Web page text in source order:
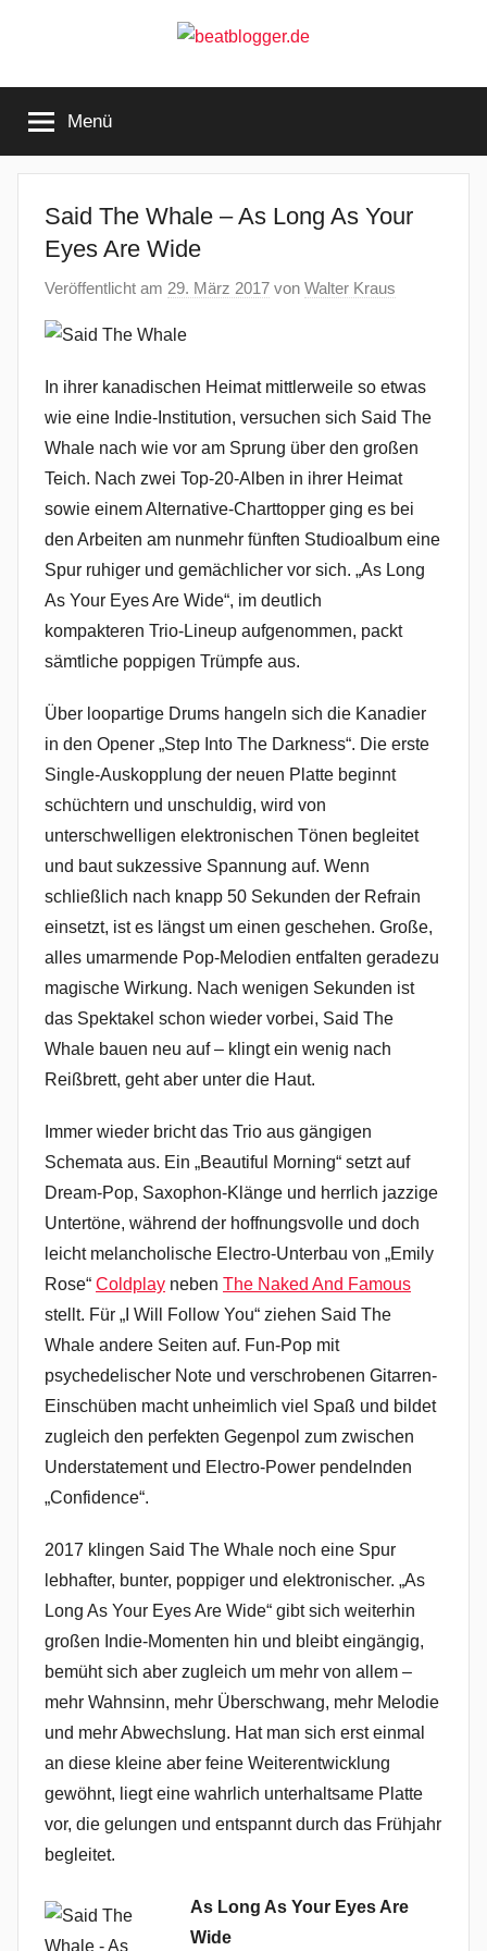
beatblogger.de
the
beat
goes
Menü
Said The Whale – As Long As Your
Eyes Are Wide
Veröffentlicht am 29. März 2017 von Walter Kraus
In ihrer kanadischen Heimat mittlerweile so etwas
wie eine Indie-Institution, versuchen sich Said The
Whale nach wie vor am Sprung über den großen
Teich. Nach zwei Top-20-Alben in ihrer Heimat
sowie einem Alternative-Charttopper ging es bei
den Arbeiten am nunmehr fünften Studioalbum eine
Spur ruhiger und gemächlicher vor sich. „As Long
As Your Eyes Are Wide“, im deutlich
kompakteren Trio-Lineup aufgenommen, packt
sämtliche poppigen Trümpfe aus.
Über loopartige Drums hangeln sich die Kanadier
in den Opener „Step Into The Darkness“. Die erste
Single-Auskopplung der neuen Platte beginnt
schüchtern und unschuldig, wird von
unterschwelligen elektronischen Tönen begleitet
und baut sukzessive Spannung auf. Wenn
schließlich nach knapp 50 Sekunden der Refrain
einsetzt, ist es längst um einen geschehen. Große,
alles umarmende Pop-Melodien entfalten geradezu
magische Wirkung. Nach wenigen Sekunden ist
das Spektakel schon wieder vorbei, Said The
Whale bauen neu auf – klingt ein wenig nach
Reißbrett, geht aber unter die Haut.
Immer wieder bricht das Trio aus gängigen
Schemata aus. Ein „Beautiful Morning“ setzt auf
Dream-Pop, Saxophon-Klänge und herrlich jazzige
Untertöne, während der hoffnungsvolle und doch
leicht melancholische Electro-Unterbau von „Emily
Rose“ Coldplay neben The Naked And Famous
stellt. Für „I Will Follow You“ ziehen Said The
Whale andere Seiten auf. Fun-Pop mit
psychedelischer Note und verschrobenen Gitarren-
Einschüben macht unheimlich viel Spaß und bildet
zugleich den perfekten Gegenpol zum zwischen
Understatement und Electro-Power pendelnden
„Confidence“.
2017 klingen Said The Whale noch eine Spur
lebhafter, bunter, poppiger und elektronischer. „As
Long As Your Eyes Are Wide“ gibt sich weiterhin
großen Indie-Momenten hin und bleibt eingängig,
bemüht sich aber zugleich um mehr von allem –
mehr Wahnsinn, mehr Überschwang, mehr Melodie
und mehr Abwechslung. Hat man sich erst einmal
an diese kleine aber feine Weiterentwicklung
gewöhnt, liegt eine wahrlich unterhaltsame Platte
vor, die gelungen und entspannt durch das Frühjahr
begleitet.
As Long As Your Eyes Are
Wide